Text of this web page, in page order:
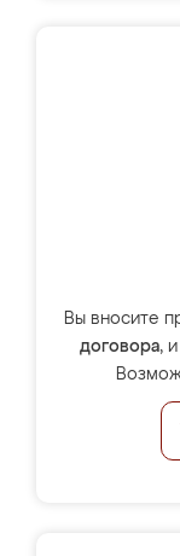
Вы вносите
договора,